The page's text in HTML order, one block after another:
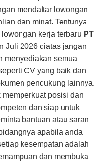
mendaftar lowongan
dan minat. Tentunya
kerja terbaru PT
Juli 2026 diatas jangan
menyediakan semua
CV yang baik dan
pendukung lainnya.
memperkuat posisi dan
dan siap untuk
bantuan atau saran
apabila anda
kesempatan adalah
dan membuka